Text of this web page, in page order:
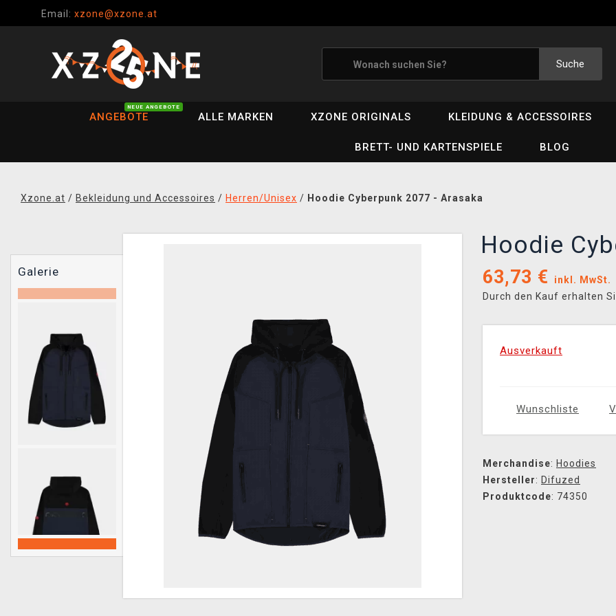
Email: xzone@xzone.at
Suche
ANGEBOTE
NEUE ANGEBOTE
ALLE MARKEN XZONE ORIGINALS KLEIDUNG & ACCESSOIRES
BRETT- UND KARTENSPIELE BLOG
Xzone.at / Bekleidung und Accessoires / Herren/Unisex / Hoodie Cyberpunk 2077 - Arasaka
Galerie
Hoodie
63,73 €
inkl. MwSt.
Durch den Kauf erhalten
Ausverkauft
Wunschliste
Merchandise: Hoodies
Hersteller: Difuzed
Produktcode: 74350